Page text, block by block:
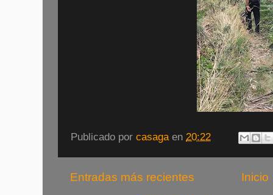
Publicado por casaga en 20:22
Entradas más recientes Inicio